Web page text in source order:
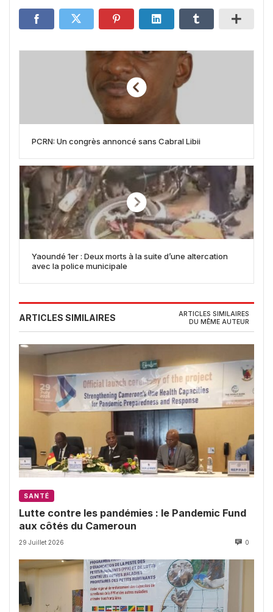
PCRN: Un congrès annoncé sans Cabral Libii
Yaoundé 1er : Deux morts à la suite d’une altercation
avec la police municipale
ARTICLES SIMILAIRES
ARTICLES SIMILAIRES
DU MÊME AUTEUR
SANTÉ
Lutte contre les pandémies : le Pandemic Fund
aux côtés du Cameroun
29 Juillet 2026 0